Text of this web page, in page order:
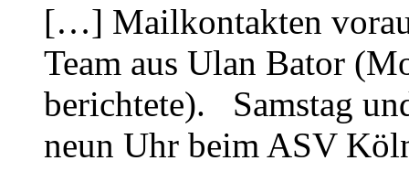
[…] Mailkontakten
Team aus Ulan Bator
berichtete). Samstag
neun Uhr beim ASV